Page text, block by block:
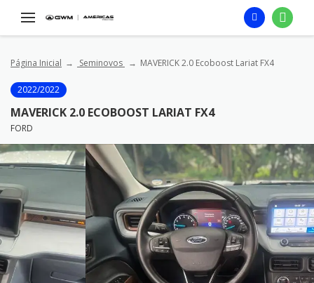
Página Inicial Seminovos MAVERICK 2.0 Ecoboost Lariat FX4
2022/2022
MAVERICK 2.0 ECOBOOST LARIAT FX4
FORD